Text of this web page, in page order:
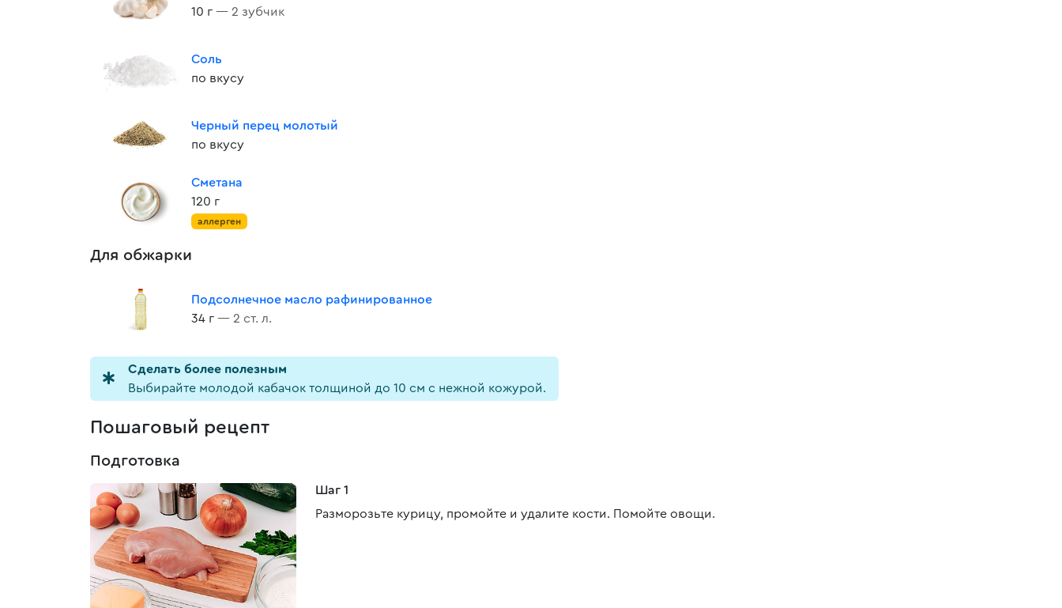
10 г — 2 зубчик
Соль
по вкусу
Черный перец молотый
по вкусу
Сметана
120 г
аллерген
Для обжарки
Подсолнечное масло рафинированное
34 г — 2 ст. л.
Cделать более полезным
Выбирайте молодой кабачок толщиной до 10 см с нежной кожурой.
Пошаговый рецепт
Подготовка
Шаг 1
Разморозьте курицу, промойте и удалите кости. Помойте овощи.